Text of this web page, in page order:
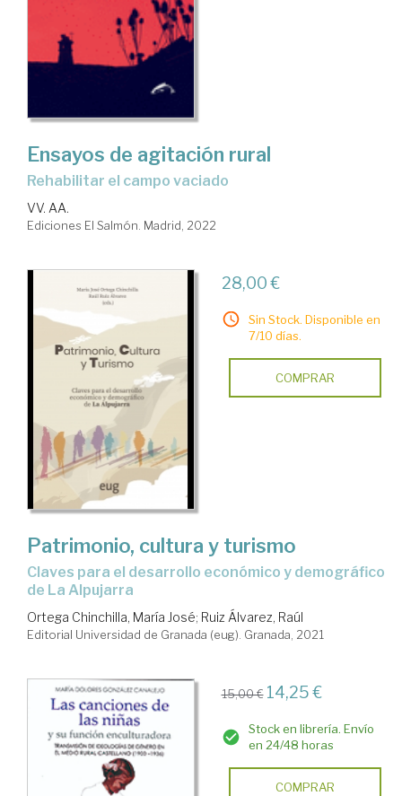
Ensayos de agitación rural
rehabilitar el campo vaciado
VV. AA.
Ediciones El Salmón. Madrid, 2022
28,00 €
Sin Stock. Disponible en
7/10 días.
COMPRAR
Patrimonio, cultura y turismo
claves para el desarrollo económico y demográfico
de La Alpujarra
Ortega Chinchilla, María José; Ruiz Álvarez, Raúl
Editorial Universidad de Granada (eug). Granada, 2021
15,00 € 14,25 €
Stock en librería. Envío
en 24/48 horas
COMPRAR